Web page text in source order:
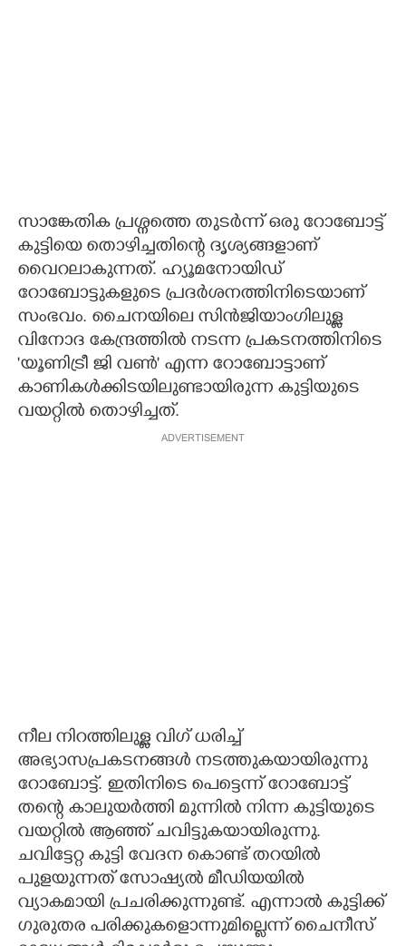
സാങ്കേതിക പ്രശ്നത്തെ തുടർന്ന് ഒരു റോബോട്ട്
കുട്ടിയെ തൊഴിച്ചതിന്റെ ദൃശ്യങ്ങളാണ്
വൈറലാകുന്നത്. ഹ്യൂമനോയിഡ്
റോബോട്ടുകളുടെ പ്രദർശനത്തിനിടെയാണ്
സംഭവം. ചൈനയിലെ സിൻജിയാംഗിലുള്ള
വിനോദ കേന്ദ്രത്തിൽ നടന്ന പ്രകടനത്തിനിടെ
'യൂണിട്രീ ജി വൺ' എന്ന റോബോട്ടാണ്
കാണികൾക്കിടയിലുണ്ടായിരുന്ന കുട്ടിയുടെ
വയറ്റിൽ തൊഴിച്ചത്.
ADVERTISEMENT
നീല നിറത്തിലുള്ള വിഗ് ധരിച്ച്
അഭ്യാസപ്രകടനങ്ങൾ നടത്തുകയായിരുന്നു
റോബോട്ട്. ഇതിനിടെ പെട്ടെന്ന് റോബോട്ട്
തന്റെ കാലുയർത്തി മുന്നിൽ നിന്ന കുട്ടിയുടെ
വയറ്റിൽ ആഞ്ഞ് ചവിട്ടുകയായിരുന്നു.
ചവിട്ടേറ്റ കുട്ടി വേദന കൊണ്ട് തറയിൽ
പുളയുന്നത് സോഷ്യൽ മീഡിയയിൽ
വ്യാകമായി പ്രചരിക്കുന്നുണ്ട്. എന്നാൽ കുട്ടിക്ക്
ഗുരുതര പരിക്കുകളൊന്നുമില്ലെന്ന് ചൈനീസ്